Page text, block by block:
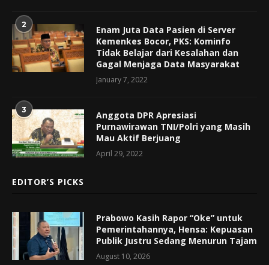
2
Enam Juta Data Pasien di Server
Kemenkes Bocor, PKS: Kominfo
Tidak Belajar dari Kesalahan dan
Gagal Menjaga Data Masyarakat
January 7, 2022
3
Anggota DPR Apresiasi
Purnawirawan TNI/Polri yang Masih
Mau Aktif Berjuang
April 29, 2022
EDITOR’S PICKS
Prabowo Kasih Rapor “Oke” untuk
Pemerintahannya, Hensa: Kepuasan
Publik Justru Sedang Menurun Tajam
August 10, 2026